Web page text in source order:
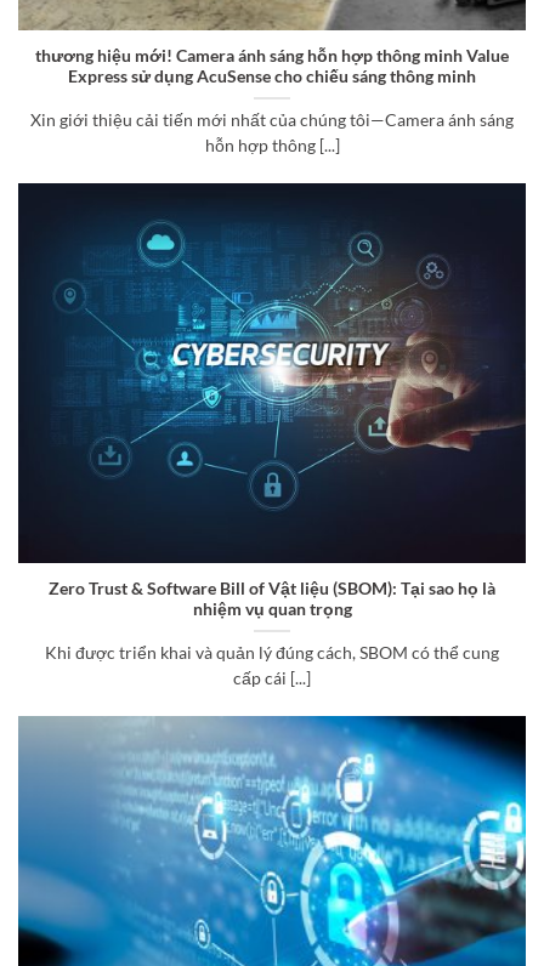
thương hiệu mới! Camera ánh sáng hỗn hợp thông minh Value
Express sử dụng AcuSense cho chiếu sáng thông minh
Xin giới thiệu cải tiến mới nhất của chúng tôi—Camera ánh sáng
hỗn hợp thông [...]
Zero Trust & Software Bill of Vật liệu (SBOM): Tại sao họ là
nhiệm vụ quan trọng
Khi được triển khai và quản lý đúng cách, SBOM có thể cung
cấp cái [...]